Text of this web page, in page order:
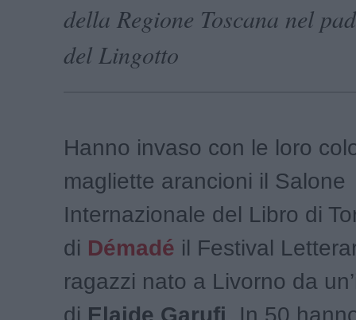
della Regione Toscana nel
del Lingotto
Hanno invaso con le loro
magliette arancioni il Salone
Internazionale del Libro di
di Démadé il Festival
ragazzi nato a Livorno da
di Elaide Garufi. In 50